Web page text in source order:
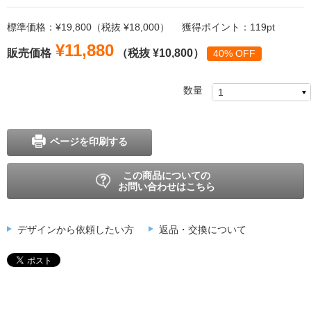
標準価格：¥19,800（税抜 ¥18,000） 獲得ポイント：119pt
販売価格 ¥11,880 （税抜 ¥10,800） 40% OFF
数量
ページを印刷する
この商品についての
お問い合わせはこちら
デザインから依頼したい方 返品・交換について